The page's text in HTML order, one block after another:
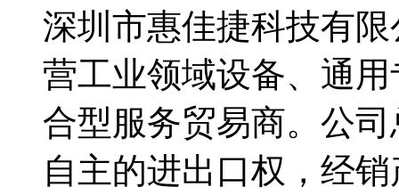
深圳市惠佳捷科技有
营工业领域设备、通
合型服务贸易商。公
自主的进出口权，经